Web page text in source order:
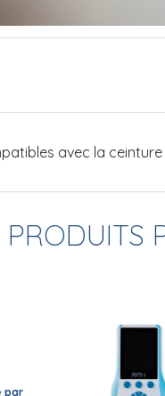
avec la ceinture
PRODUITS
par